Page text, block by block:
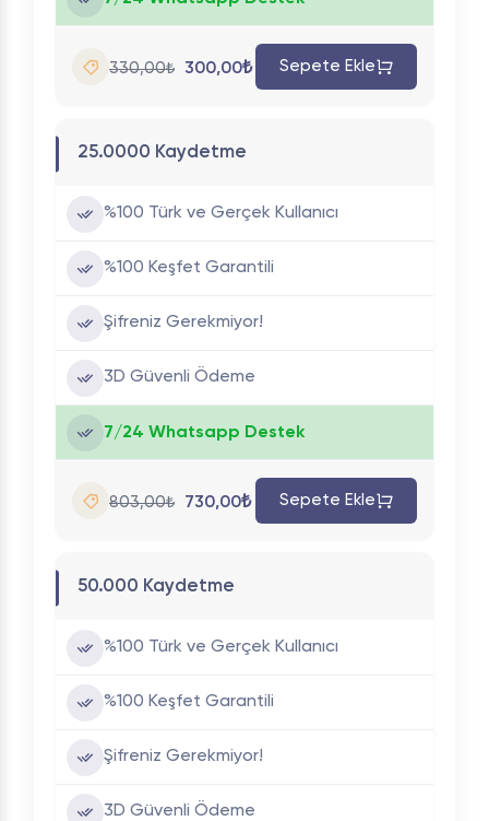
330,00₺ 300,00₺ Sepete Ekle
25.0000 Kaydetme
%100 Türk ve Gerçek Kullanıcı
%100 Keşfet Garantili
Şifreniz Gerekmiyor!
3D Güvenli Ödeme
7/24 Whatsapp Destek
803,00₺ 730,00₺ Sepete Ekle
50.000 Kaydetme
%100 Türk ve Gerçek Kullanıcı
%100 Keşfet Garantili
Şifreniz Gerekmiyor!
3D Güvenli Ödeme